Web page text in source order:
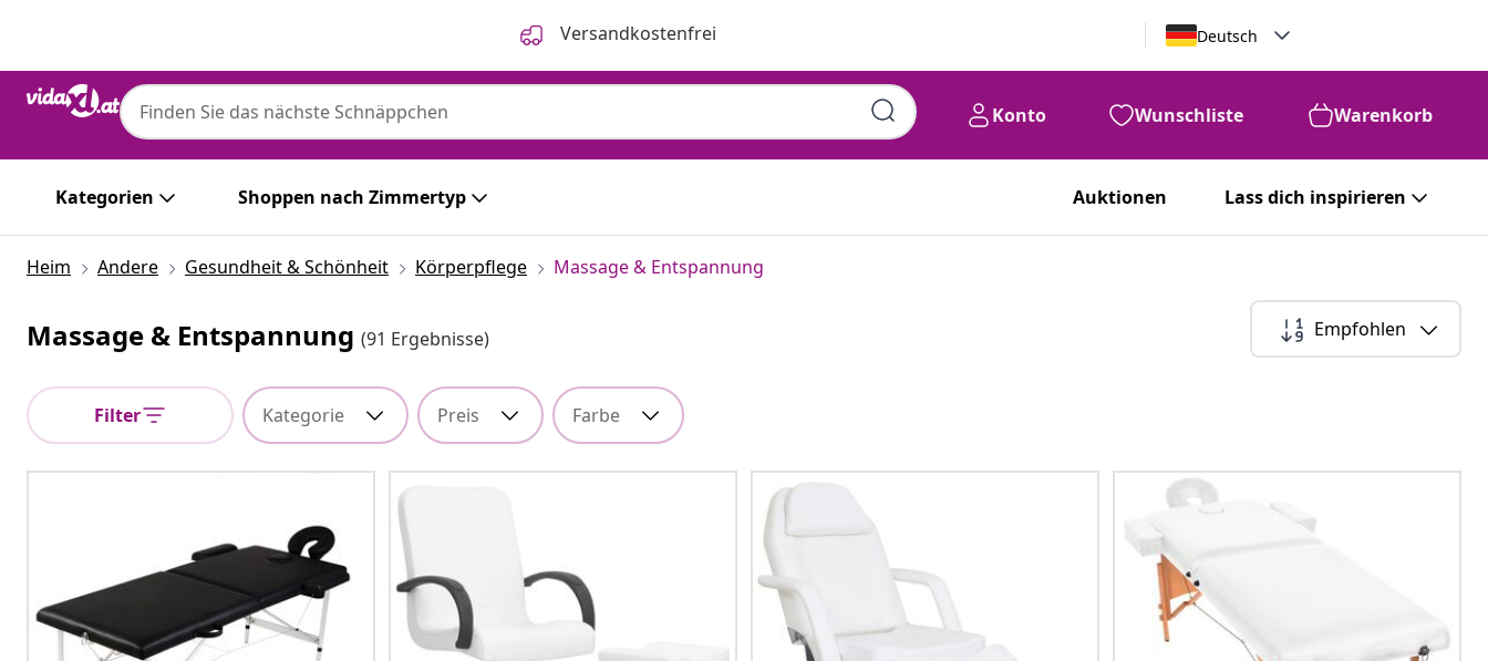
Versandkostenfrei Deutsch
Konto Wunschliste Warenkorb
Kategorien Shoppen nach Zimmertyp Auktionen Lass dich inspirieren
Heim Andere Gesundheit & Schönheit Körperpflege Massage & Entspannung
Massage & Entspannung (91 Ergebnisse) Empfohlen
Filter Kategorie Preis Farbe